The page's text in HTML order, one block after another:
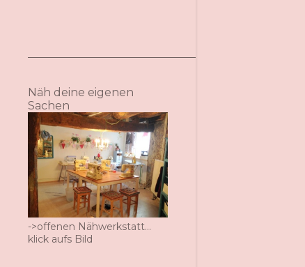
Näh deine eigenen
Sachen
->offenen Nähwerkstatt...
klick aufs Bild